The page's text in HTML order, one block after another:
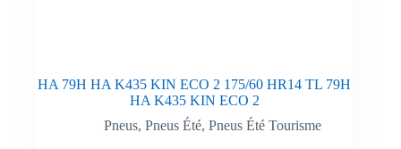
HA 79H HA K435 KIN ECO 2 175/60 HR14 TL 79H
HA K435 KIN ECO 2
Pneus, Pneus Été, Pneus Été Tourisme